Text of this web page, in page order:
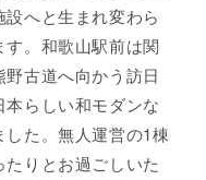
へと生まれ変わら
。和歌山駅前は関
古道へ向かう訪日
らしい和モダンな
た。無人運営の1棟
りとお過ごしいた